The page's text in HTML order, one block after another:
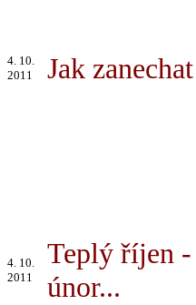
4. 10.
2011
Jak
4. 10.
2011
Teplý říjen -
únor...